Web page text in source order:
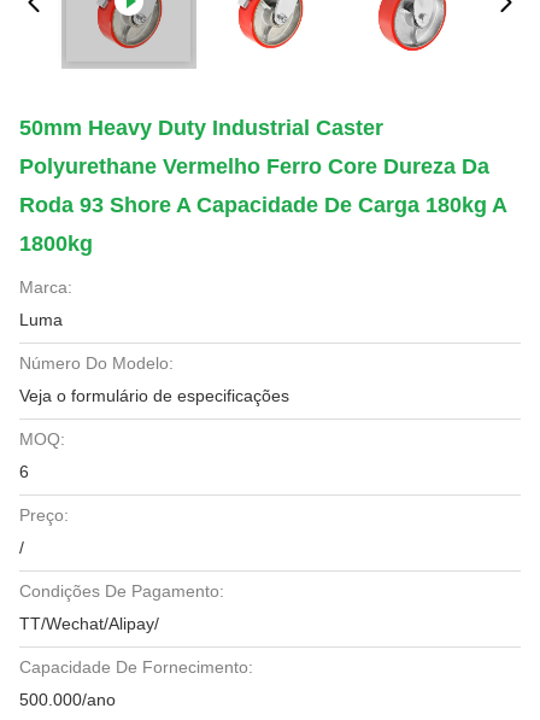
50mm Heavy Duty Industrial Caster
Polyurethane Vermelho Ferro Core Dureza Da
Roda 93 Shore A Capacidade De Carga 180kg A
1800kg
Marca:
Luma
Número Do Modelo:
Veja o formulário de especificações
MOQ:
6
Preço:
/
Condições De Pagamento:
TT/Wechat/Alipay/
Capacidade De Fornecimento:
500.000/ano